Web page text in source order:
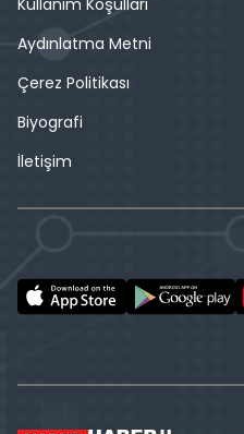
Kullanım Koşulları
Aydınlatma Metni
Çerez Politikası
Biyografi
İletişim